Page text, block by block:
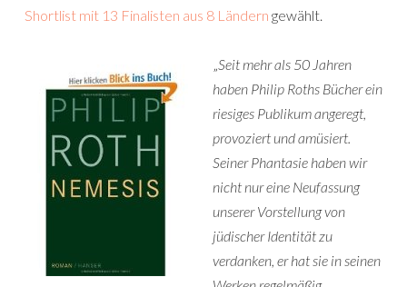
Shortlist mit 13 Finalisten aus 8 Ländern gewählt.
„Seit mehr als 50 Jahren
haben Philip Roths Bücher ein
riesiges Publikum angeregt,
provoziert und amüsiert.
Seiner Phantasie haben wir
nicht nur eine Neufassung
unserer Vorstellung von
jüdischer Identität zu
verdanken, er hat sie in seinen